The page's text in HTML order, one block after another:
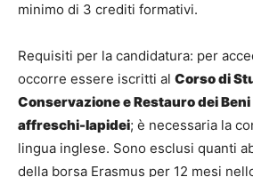
minimo di 3 crediti formativi.
Requisiti per la candidatura: per
occorre essere iscritti al Corso di
Conservazione e Restauro dei
affreschi-lapidei; è necessaria la
lingua inglese. Sono esclusi quanti
della borsa Erasmus per 12 mesi